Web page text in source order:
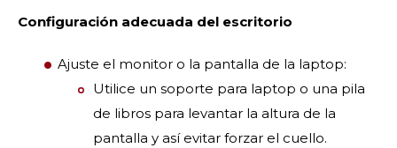
Configuración adecuada del escritorio
Ajuste el monitor o la pantalla de la laptop:
Utilice un soporte para laptop o una pila
de libros para levantar la altura de la
pantalla y así evitar forzar el cuello.